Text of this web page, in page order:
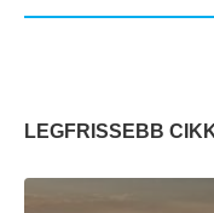
LEGFRISSEBB